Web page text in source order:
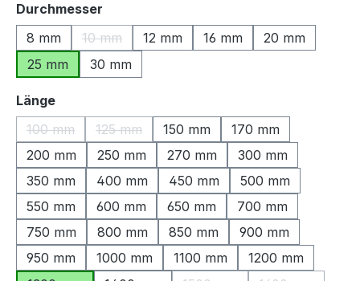
Durchmesser
8 mm
10 mm
(Diese Option ist zurzeit nicht verfügbar.)
12 mm 16 mm
20 mm
25 mm
30 mm
Längeauswählen
100 mm
(Diese Option ist zurzeit nicht verfügbar.)
125 mm
(Diese Option ist zurzeit nicht verfügbar.)
150 mm
170 mm
200 mm
250 mm 270 mm
300 mm
350 mm
400 mm 450 mm
500 mm
550 mm
600 mm 650 mm
700 mm
750 mm
800 mm 850 mm
900 mm
950 mm
1000 mm 1100 mm
1200 mm